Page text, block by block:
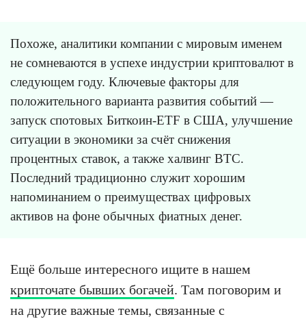
Похоже, аналитики компании с мировым именем
не сомневаются в успехе индустрии криптовалют в
следующем году. Ключевые факторы для
положительного варианта развития событий —
запуск спотовых Биткоин-ETF в США, улучшение
ситуации в экономики за счёт снижения
процентных ставок, а также халвинг BTC.
Последний традиционно служит хорошим
напоминанием о преимуществах цифровых
активов на фоне обычных фиатных денег.
Ещё больше интересного ищите в нашем
крипточате бывших богачей. Там поговорим и
на другие важные темы, связанные с